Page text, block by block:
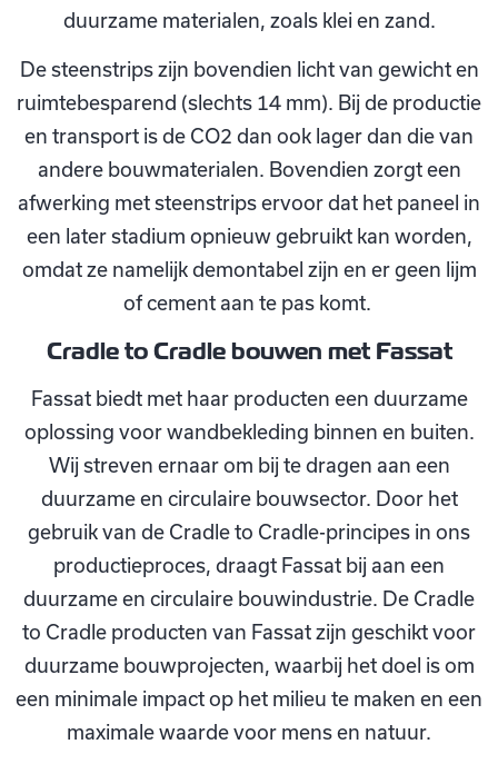
duurzame materialen, zoals klei en zand.
De steenstrips zijn bovendien licht van gewicht en
ruimtebesparend (slechts 14 mm). Bij de productie
en transport is de CO2 dan ook lager dan die van
andere bouwmaterialen. Bovendien zorgt een
afwerking met steenstrips ervoor dat het paneel in
een later stadium opnieuw gebruikt kan worden,
omdat ze namelijk demontabel zijn en er geen lijm
of cement aan te pas komt.
Cradle to Cradle bouwen met Fassat
Fassat biedt met haar producten een duurzame
oplossing voor wandbekleding binnen en buiten.
Wij streven ernaar om bij te dragen aan een
duurzame en circulaire bouwsector. Door het
gebruik van de Cradle to Cradle-principes in ons
productieproces, draagt Fassat bij aan een
duurzame en circulaire bouwindustrie. De Cradle
to Cradle producten van Fassat zijn geschikt voor
duurzame bouwprojecten, waarbij het doel is om
een minimale impact op het milieu te maken en een
maximale waarde voor mens en natuur.